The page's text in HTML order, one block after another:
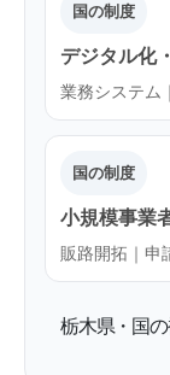
国の制度
デジタル化
業務システム
国の制度
小規模事業
販路開拓｜申
栃木県・国